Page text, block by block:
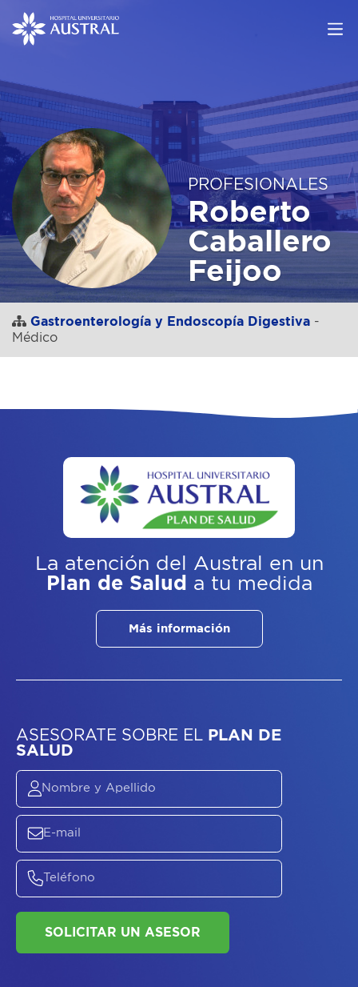
PROFESIONALES
Roberto
Caballero
Feijoo
Gastroenterología y Endoscopía Digestiva -
Médico
La atención del Austral
en un
Plan de Salud a tu medida
Más información
ASESORATE SOBREELPLAN DE
SALUD